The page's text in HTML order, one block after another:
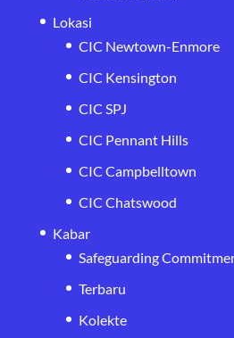
Lokasi
CIC Newtown-Enmore
CIC Kensington
CIC SPJ
CIC Pennant Hills
CIC Campbelltown
CIC Chatswood
Kabar
Safeguarding
Terbaru
Kolekte